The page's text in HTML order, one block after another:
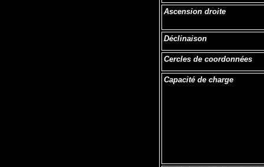
Ascension droite
Déclinaison
Cercles de coordonnées
Capacité de charge